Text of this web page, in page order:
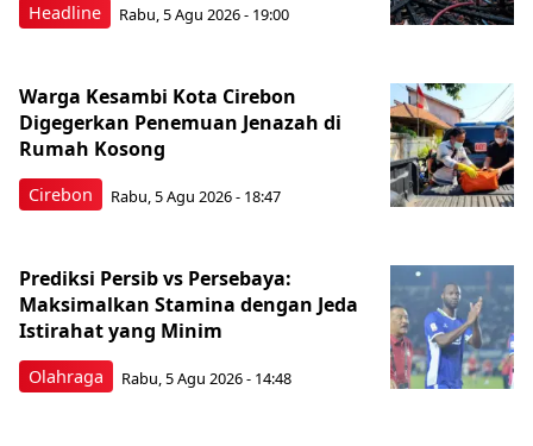
Headline Rabu, 5 Agu 2026 - 19:00
Cirebon
Warga Kesambi Kota Cirebon
Digegerkan Penemuan Jenazah di
Rumah Kosong
Rabu, 5 Agu 2026 - 18:47
Olahraga
Prediksi Persib vs Persebaya:
Maksimalkan Stamina dengan Jeda
Istirahat yang Minim
Rabu, 5 Agu 2026 - 14:48